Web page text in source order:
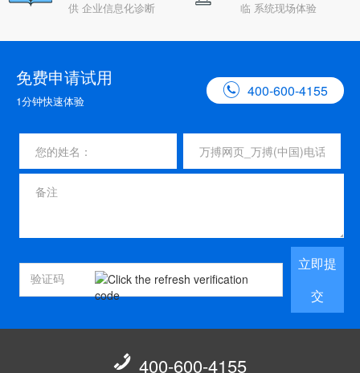
供 企业信息化诊断
临 系统现场体验
免费申请试用
1分钟快速体验
 400-600-4155
立即提
交
 400-600-4155